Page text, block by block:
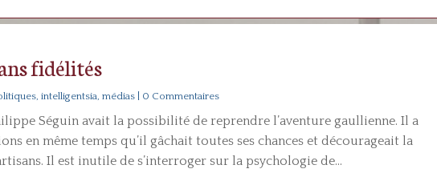
fidélités
intelligentsia, médias | 0 Commentaires
Séguin avait la possibilité de reprendre l’aventure gaullienne. Il a
en même temps qu’il gâchait toutes ses chances et décourageait la
Il est inutile de s’interroger sur la psychologie de...